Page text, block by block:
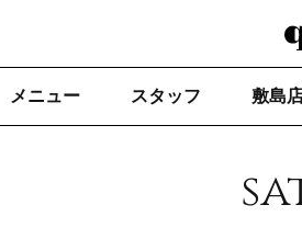
メニュー スタッフ 敷島